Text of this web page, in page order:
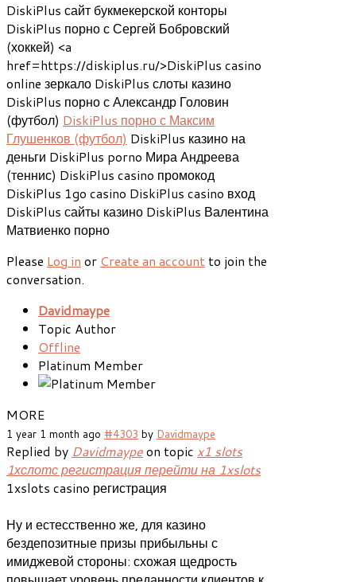
DiskiPlus сайт букмекерской конторы
DiskiPlus порно с Сергей Бобровский
(хоккей) <a
href=https://diskiplus.ru/>DiskiPlus casino
online зеркало DiskiPlus слоты казино
DiskiPlus порно с Александр Головин
(футбол) DiskiPlus порно с Максим
Глушенков (футбол) DiskiPlus казино на
деньги DiskiPlus porno Мира Андреева
(теннис) DiskiPlus casino промокод
DiskiPlus 1go casino DiskiPlus casino вход
DiskiPlus сайты казино DiskiPlus Валентина
Матвиенко порно
Please Log in or Create an account to join the
conversation.
Davidmaype
Topic Author
Offline
Platinum Member
MORE
1 year 1 month ago #4303 by Davidmaype
Replied by Davidmaypeon topic x1 slots
1хслотс регистрация перейти на 1xslots
1xslots casino регистрация
Ну и естесственно же, для казино
бездепозитные призы прибыльны с
имиджевой стороны: схожая щедрость